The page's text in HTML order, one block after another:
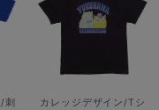
刺
カレッジデザイン/Tシ